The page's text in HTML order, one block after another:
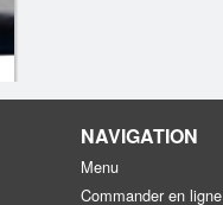
NAVIGATION
Menu
Commander en ligne